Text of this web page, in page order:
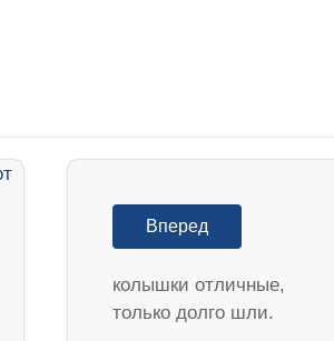
Вперед
колышки отличные,
только долго шли.